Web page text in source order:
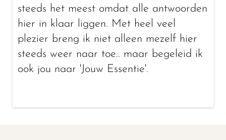
steeds het meest omdat alle antwoorden
hier in klaar liggen. Met heel veel
plezier breng ik niet alleen mezelf hier
steeds weer naar toe.. maar begeleid ik
ook jou naar 'Jouw Essentie'.